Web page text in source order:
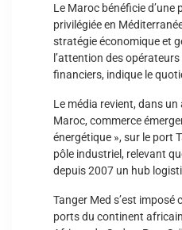
Le Maroc bénéficie
privilégiée en
stratégie économique et
l’attention des
financiers, indique le
Le média revient, dans
Maroc, commerce
énergétique », sur le port
pôle industriel, relevant
depuis 2007 un hub
Tanger Med s’est imposé
ports du continent